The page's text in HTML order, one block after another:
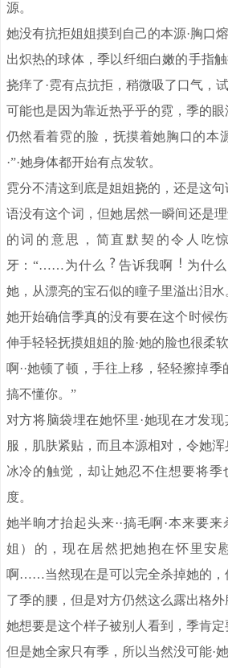
源。
她没有抗拒姐姐摸到自己的本源·胸口
出炽热的球体，季以纤细白嫩的手指
挠痒了·霓有点抗拒，稍微吸了口气，
可能也是因为靠近热乎乎的霓，季的眼
仍然看着霓的脸，抚摸着她胸口的
·”·她身体都开始有点发软。
霓分不清这到底是姐姐挠的，还是这句
语没有这个词，但她居然一瞬间还是
的词的意思，简直默契的令人吃
牙：“……为什么
告诉我啊 为什么
她，从漂亮的宝石似的瞳子里溢出泪水
她开始确信季真的没有要在这个时候
伸手轻轻抚摸姐姐的脸·她的脸也很
啊··她顿了顿，手往上移，轻轻擦掉
搞不懂你。”
对方将脑袋埋在她怀里·她现在才发
服，肌肤紧贴，而且本源相对，令她浑
冰冷的触觉，却让她忍不住想要将季
度。
她半晌才抬起头来··搞毛啊·本来要
姐）的，现在居然把她抱在怀里安
啊……当然现在是可以完全杀掉她的
了季的腰，但是对方仍然这么露出格外
她想要是这个样子被别人看到，季肯定
但是她全家只有季，所以当然没可能·